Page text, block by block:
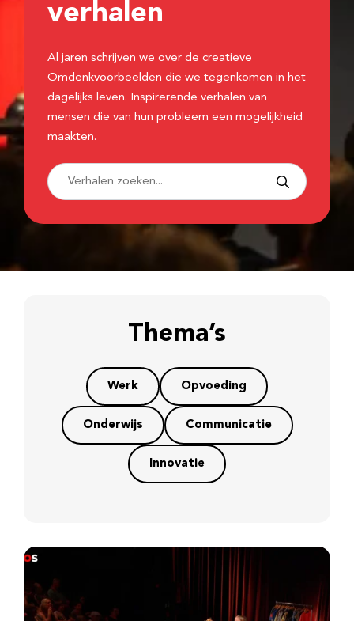
verhalen
Al jaren schrijven we over de creatieve
Omdenkvoorbeelden die we tegenkomen in het
dagelijks leven. Inspirerende verhalen van
mensen die van hun probleem een mogelijkheid
maakten.
Thema’s
Werk Opvoeding
Onderwijs Communicatie
Innovatie